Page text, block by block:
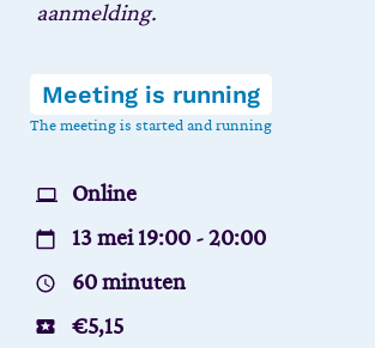
aanmelding.
Meeting is running
The meeting is started and running
Online
13 mei 19:00 - 20:00
60 minuten
€5,15